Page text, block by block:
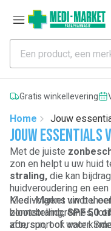
Gratis winkellevering
Home Jouw
Jouw essentials
Met de juiste
zon en helpt u uw huid
straling, die kan
huidveroudering en
Medi-Market vindt u
zonnebrandcrèmes,
aftersun, ook voor
Kies volgens uw
blootstelling,SPF 50
zon, sport of water.